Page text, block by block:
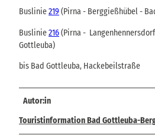
Buslinie219(Pirna - Berggießhübel -
Buslinie216(Pirna -
Gottleuba)
bis Bad Gottleuba, Hackebeilstraße
Autor:in
Touristinformation Bad Gottleuba-